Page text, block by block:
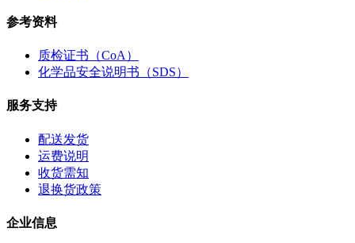
参考资料
质检证书（CoA）
化学品安全说明书（SDS）
服务支持
配送发货
运费说明
收货需知
退换货政策
企业信息